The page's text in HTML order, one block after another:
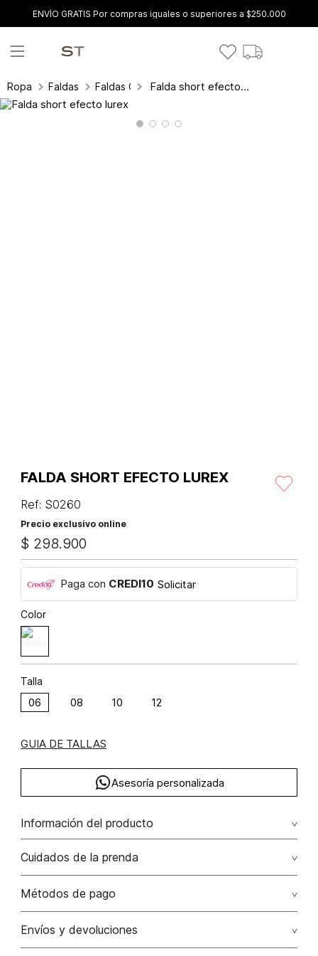
ENVÍO GRATIS Por compras iguales o superiores a $250.000
Ropa Faldas Faldas Cortas Falda short efecto lurex
FALDA SHORT EFECTO LUREX
Ref: S0260
Precio exclusivo online
$ 298.900
Paga con CREDI10 Solicitar
Color
Talla
06 08 10 12
GUIA DE TALLAS
Asesoría personalizada
Información del producto
C48-set efecto lurex poliéster 85% rayón 8% lana 7% 85.00%
poliéster/polyester8.00% rayón/rayon7.00% lana/wool
Cuidados de la prenda
Lavado profesional en seco los tonos oscuros sueltan
No lavar
Métodos de pago
Tarjetas de crédito: Visa, Dinners, Master Card y American
Envíos y devoluciones